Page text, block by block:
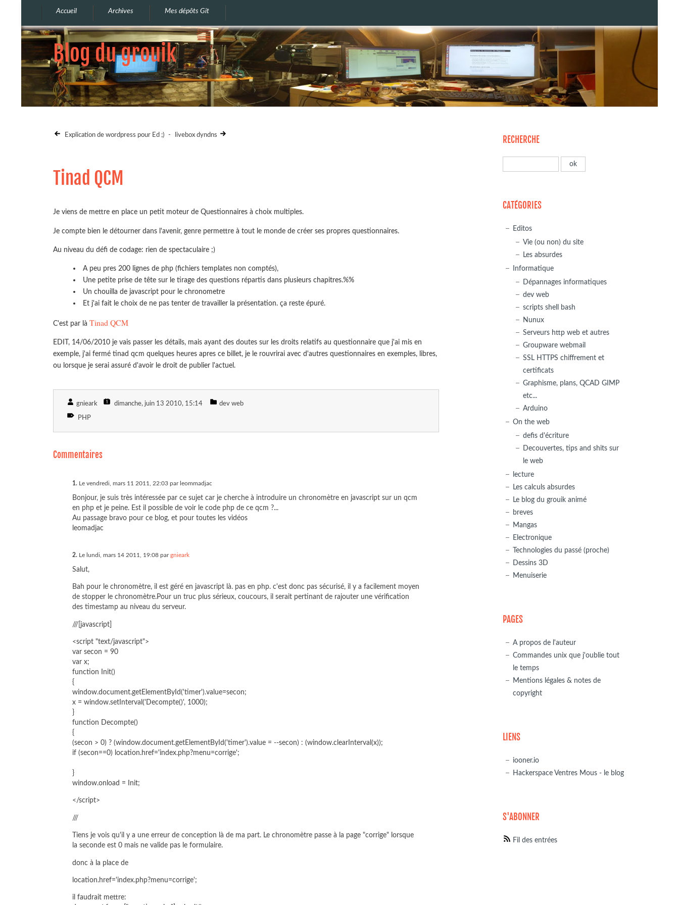
Accueil Archives Mes dépôts Git
Blog du grouik
Explication de wordpress pour Ed ;) - livebox dyndns
Tinad QCM
Je viens de mettre en place un petit moteur de Questionnaires à choix multiples.
Je compte bien le détourner dans l'avenir, genre permettre à tout le monde de créer ses propres questionnaires.
Au niveau du défi de codage: rien de spectaculaire ;)
A peu pres 200 lignes de php (fichiers templates non comptés),
Une petite prise de tête sur le tirage des questions répartis dans plusieurs chapitres.%%
Un chouilla de javascript pour le chronometre
Et j'ai fait le choix de ne pas tenter de travailler la présentation. ça reste épuré.
C'est par là Tinad QCM
EDIT, 14/06/2010 je vais passer les détails, mais ayant des doutes sur les droits relatifs au questionnaire que j'ai mis en
exemple, j'ai fermé tinad qcm quelques heures apres ce billet, je le rouvrirai avec d'autres questionnaires en exemples, libres,
ou lorsque je serai assuré d'avoir le droit de publier l'actuel.
gnieark dimanche, juin 13 2010, 15:14 dev web
PHP
Commentaires
1. Le vendredi, mars 11 2011, 22:03 par leommadjac
Bonjour, je suis très intéressée par ce sujet car je cherche à introduire un chronomètre en javascript sur un qcm
en php et je peine. Est il possible de voir le code php de ce qcm ?...
Au passage bravo pour ce blog, et pour toutes les vidéos
leomadjac
2. Le lundi, mars 14 2011, 19:08 pargnieark
Salut,
Bah pour le chronomètre, il est géré en javascript là. pas en php. c'est donc pas sécurisé, il y a facilement moyen
de stopper le chronomètre.Pour un truc plus sérieux, coucours, il serait pertinant de rajouter une vérification
des timestamp au niveau du serveur.
///[javascript]
<script "text/javascript">
var secon = 90
var x;
function Init()
{
window.document.getElementById('timer').value=secon;
x = window.setInterval('Decompte()', 1000);
}
function Decompte()
{
(secon > 0) ? (window.document.getElementById('timer').value = --secon) : (window.clearInterval(x));
if (secon==0) location.href='index.php?menu=corrige';
}
window.onload = Init;
</script>
///
Tiens je vois qu'il y a une erreur de conception là de ma part. Le chronomètre passe à la page "corrige" lorsque
la seconde est 0 mais ne valide pas le formulaire.
donc à la place de
location.href='index.php?menu=corrige';
il faudrait mettre:
RECHERCHE
CATÉGORIES
Editos
Vie (ou non) du site
Les absurdes
Informatique
Dépannages informatiques
dev web
scripts shell bash
Nunux
Serveurs http web et autres
Groupware webmail
SSL HTTPS chiffrement et
certificats
Graphisme, plans, QCAD GIMP
etc...
Arduino
On the web
defis d'écriture
Decouvertes, tips and shits sur
le web
lecture
Les calculs absurdes
Le blog du grouik animé
breves
Mangas
Electronique
Technologies du passé (proche)
Dessins 3D
Menuiserie
PAGES
A propos de l'auteur
Commandes unix que j'oublie tout
le temps
Mentions légales & notes de
copyright
LIENS
iooner.io
Hackerspace Ventres Mous - le blog
S'ABONNER
Fil des entrées